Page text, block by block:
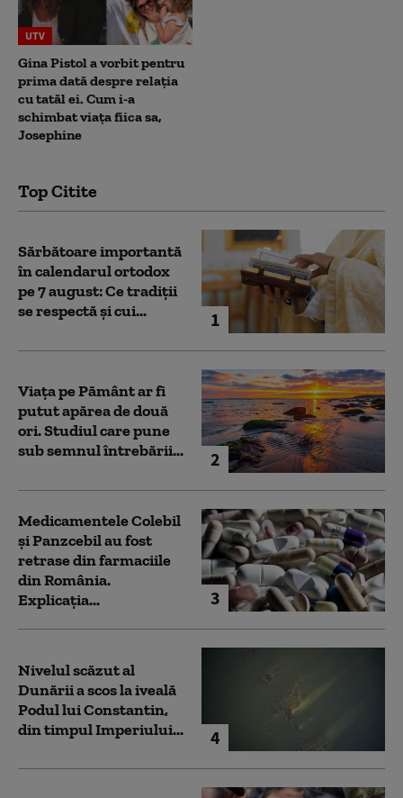
UTV
Gina Pistol a vorbit pentru
prima dată despre relația
cu tatăl ei. Cum i-a
schimbat viața fiica sa,
Josephine
Top Citite
1
Sărbătoare importantă
în calendarul ortodox
pe 7 august: Ce tradiții
se respectă și cui...
2
Viața pe Pământ ar fi
putut apărea de două
ori. Studiul care pune
sub semnul întrebării...
3
Medicamentele Colebil
și Panzcebil au fost
retrase din farmaciile
din România.
Explicația...
4
Nivelul scăzut al
Dunării a scos la iveală
Podul lui Constantin,
din timpul Imperiului...